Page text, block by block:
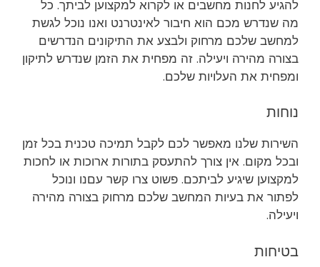
להגיע לחנות מחשבים או לקרוא למקצוען לביתך. כל
מה שנדרש מכם הוא חיבור לאינטרנט ואנו נוכל לגשת
למחשב שלכם מרחוק ולבצע את התיקונים הנדרשים
בצורה מהירה ויעילה. זה מפחית את הזמן שנדרש לתיקון
ומפחית את העלויות שלכם.
נוחות
השירות שלנו מאפשר לכם לקבל תמיכה טכנית בכל זמן
ובכל מקום. אין צורך להתעסק בתורות ארוכות או לחכות
למקצוען שיגיע לביתכם. פשוט צרו קשר עםנו ונוכל
לפתור את בעיות המחשב שלכם מרחוק בצורה מהירה
ויעילה.
בטיחות